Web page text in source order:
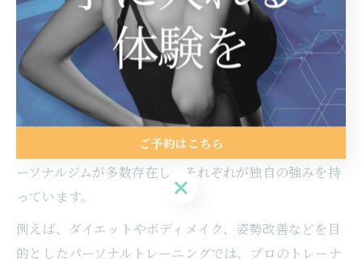
パーソナルジム選びで変わる結果と満足度
パーソナルジムを選ぶ際、ジムごとの特徴やトレーナー
の質によって得られる結果や満足度は大きく変わりま
す。短期間で理想の体型を実現したい方にとって、効率
的なトレーニングプログラムや個々の目的に合わせたメ
ニュー設計は欠かせません。東京都中央区月島では、パ
ーソナルジムが多数存在し、それぞれが独自の強みを持
っています。
例えば、ダイエットやボディメイク、姿勢改善などを目
的としたパーソナルトレーニングでは、プロのトレーナ
ご予約はこちら
ご予約はこちら